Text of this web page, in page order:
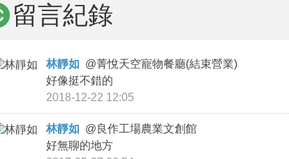
留言紀錄
林靜如 @菁悅天空寵物餐廳(結束營業)
好像挺不錯的
2018-12-22 12:05
林靜如 @良作工場農業文創館
好無聊的地方